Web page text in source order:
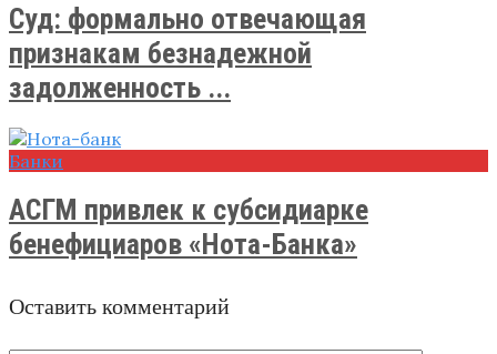
Суд: формально отвечающая
признакам безнадежной
задолженность ...
Банки
АСГМ привлек к субсидиарке
бенефициаров «Нота-Банка»
Оставить комментарий